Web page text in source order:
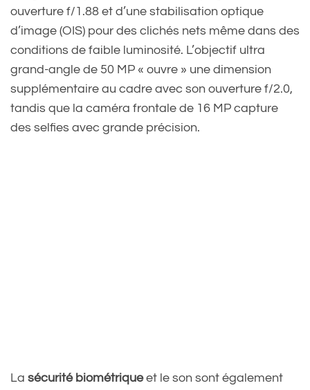
ouverture f/1.88 et d’une stabilisation optique
d’image (OIS) pour des clichés nets même dans des
conditions de faible luminosité. L’objectif ultra
grand-angle de 50 MP « ouvre » une dimension
supplémentaire au cadre avec son ouverture f/2.0,
tandis que la caméra frontale de 16 MP capture
des selfies avec grande précision.
La sécurité biométriqueet le son sont également